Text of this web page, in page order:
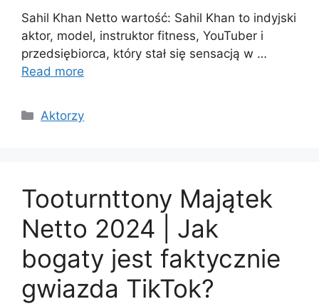
Sahil Khan Netto wartość: Sahil Khan to indyjski
aktor, model, instruktor fitness, YouTuber i
przedsiębiorca, który stał się sensacją w …
Read more
Categories
Aktorzy
Tooturnttony Majątek
Netto 2024 | Jak
bogaty jest faktycznie
gwiazda TikTok?